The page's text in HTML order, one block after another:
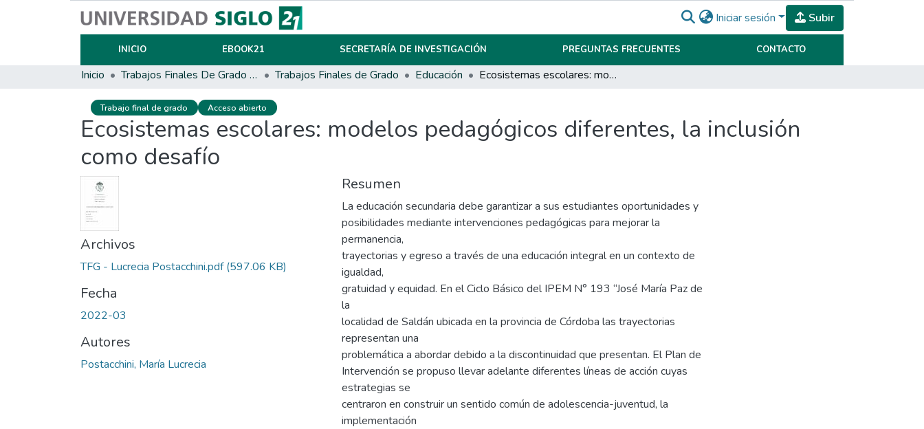
Iniciar sesión Subir
INICIO EBOOK21 SECRETARÍA DE INVESTIGACIÓN PREGUNTAS FRECUENTES CONTACTO
Inicio Trabajos Finales De Grado Y Posgrado Trabajos Finales de Grado Educación Ecosistemas escolares: modelos pedagógicos diferentes, la inclusión como desafío
Trabajo final de grado Acceso abierto
Ecosistemas escolares: modelos pedagógicos diferentes, la inclusión
como desafío
Archivos
TFG - Lucrecia Postacchini.pdf(597.06 KB)
Fecha
2022-03
Autores
Postacchini, María Lucrecia
Resumen
La educación secundaria debe garantizar a sus estudiantes oportunidades y
posibilidades mediante intervenciones pedagógicas para mejorar la
permanencia,
trayectorias y egreso a través de una educación integral en un contexto de
igualdad,
gratuidad y equidad. En el Ciclo Básico del IPEM N° 193 “José María Paz de
la
localidad de Saldán ubicada en la provincia de Córdoba las trayectorias
representan una
problemática a abordar debido a la discontinuidad que presentan. El Plan de
Intervención se propuso llevar adelante diferentes líneas de acción cuyas
estrategias se
centraron en construir un sentido común de adolescencia-juventud, la
implementación